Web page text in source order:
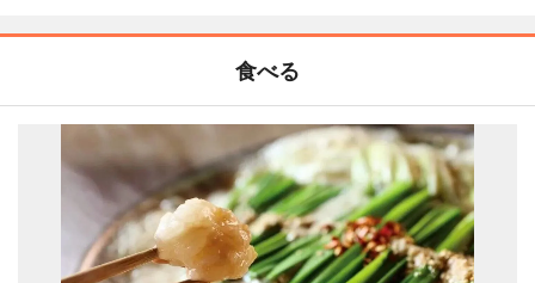
食べる